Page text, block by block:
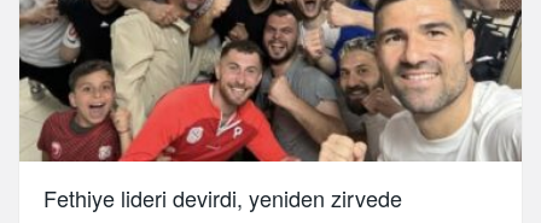
Fethiye lideri devirdi, yeniden zirvede